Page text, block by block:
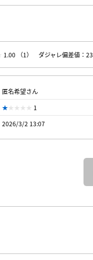
1.00 （1） ダジャレ偏差値：
匿名希望さん
1
2026/3/2 13:07